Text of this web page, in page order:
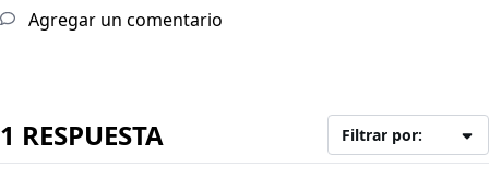
Agregar un comentario
1 RESPUESTA Filtrar por: